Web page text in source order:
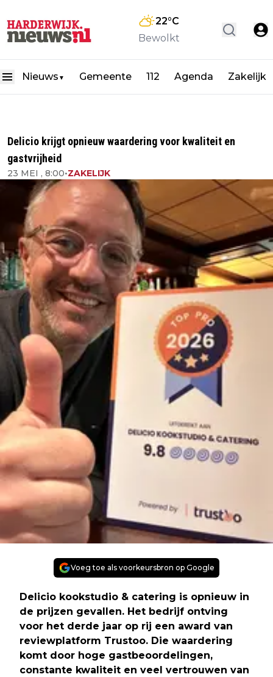
22°C
Bewolkt
Nieuws ▼ Gemeente 112 Agenda Zakelijk
Delicio krijgt opnieuw waardering voor kwaliteit en
gastvrijheid
23 MEI , 8:00•ZAKELIJK
Voeg toe als voorkeursbron op Google
Delicio kookstudio & catering is opnieuw in
de prijzen gevallen. Het bedrijf ontving
voor het derde jaar op rij een award van
reviewplatform Trustoo. Die waardering
komt door hoge gastbeoordelingen,
constante kwaliteit en veel vertrouwen van